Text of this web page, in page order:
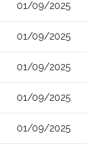
01/09/2025
01/09/2025
01/09/2025
01/09/2025
01/09/2025